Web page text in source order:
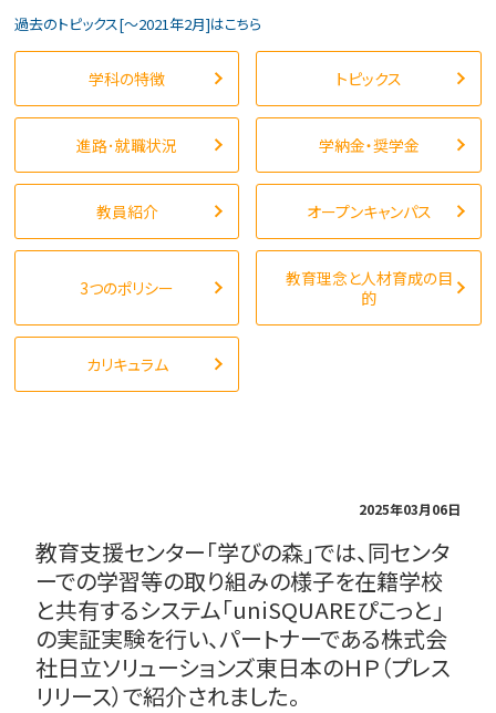
過去のトピックス[〜2021年2月]はこちら
学科の特徴 トピックス
進路･就職状況 学納金・奨学金
教員紹介 オープンキャンパス
3つのポリシー
教育理念と人材育成の目
的
カリキュラム
2025年03月06日
教育支援センター「学びの森」では、同センタ
ーでの学習等の取り組みの様子を在籍学校
と共有するシステム「uniSQUAREぴこっと」
の実証実験を行い、パートナーである株式会
社日立ソリューションズ東日本のＨＰ（プレス
リリース）で紹介されました。